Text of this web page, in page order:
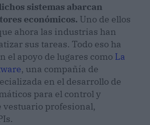
sistemas abarcan
económicos. Uno de ellos
ahora las industrias han
sus tareas. Todo eso ha
el apoyo de lugares como La
, una compañía de
en el desarrollo de
para el control y
vestuario profesional,